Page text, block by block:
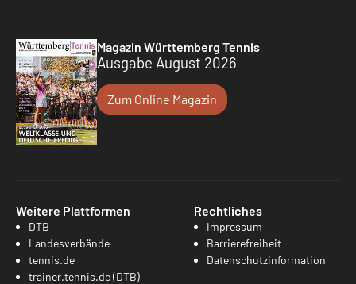
Magazin Württemberg Tennis
Ausgabe August 2026
Zum Online Magazin
Weitere Plattformen
DTB
Landesverbände
tennis.de
trainer.tennis.de (DTB)
Rechtliches
Impressum
Barrierefreiheit
Datenschutzinformation